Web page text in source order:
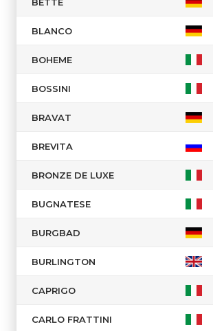
BLANCO
BOHEME
BOSSINI
BRAVAT
BREVITA
BRONZE DE LUXE
BUGNATESE
BURGBAD
BURLINGTON
CAPRIGO
CARLO FRATTINI